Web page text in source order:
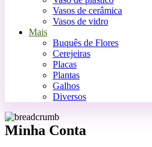
Vasos de cerâmica
Vasos de vidro
Mais
Buquês de Flores
Cerejeiras
Placas
Plantas
Galhos
Diversos
Minha Conta